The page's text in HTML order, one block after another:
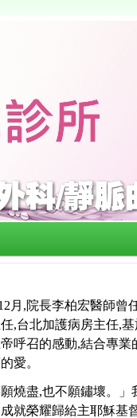
月,院長李柏宏醫師
,台北加護病房主任,
呼召的感動,結合專
愛。
燒盡,也不願鏽壞。
就榮耀歸給主耶穌基督